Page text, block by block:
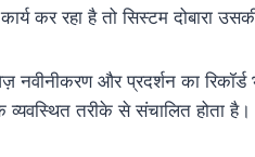
कर रहा है तो सिस्टम दोबारा
और प्रदर्शन का रिकॉर्ड
तरीके से संचालित होता है।